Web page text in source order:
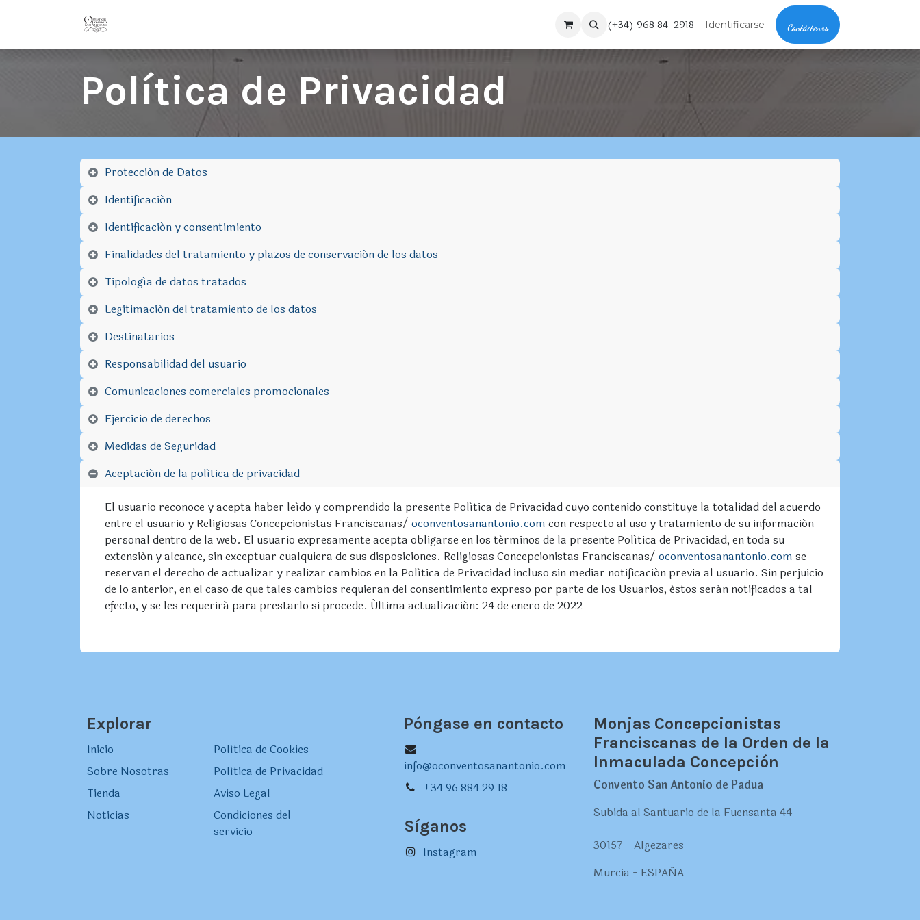
(+34) 968 84 2918 Identificarse Contáctenos
Política de Privacidad
Protección de Datos
Identificación
Identificación y consentimiento
Finalidades del tratamiento y plazos de conservación de los datos
Tipología de datos tratados
Legitimación del tratamiento de los datos
Destinatarios
Responsabilidad del usuario
Comunicaciones comerciales promocionales
Ejercicio de derechos
Medidas de Seguridad
Aceptación de la política de privacidad
El usuario reconoce y acepta haber leído y comprendido la presente Política de Privacidad cuyo contenido constituye la totalidad del acuerdo
entre el usuario y Religiosas Concepcionistas Franciscanas/ oconventosanantonio.com con respecto al uso y tratamiento de su información
personal dentro de la web. El usuario expresamente acepta obligarse en los términos de la presente Política de Privacidad, en toda su
extensión y alcance, sin exceptuar cualquiera de sus disposiciones. Religiosas Concepcionistas Franciscanas/ oconventosanantonio.com se
reservan el derecho de actualizar y realizar cambios en la Política de Privacidad incluso sin mediar notificación previa al usuario. Sin perjuicio
de lo anterior, en el caso de que tales cambios requieran del consentimiento expreso por parte de los Usuarios, éstos serán notificados a tal
efecto, y se les requerirá para prestarlo si procede. Última actualización: 24 de enero de 2022
Explorar
Inicio
Sobre Nosotras
Tienda
Noticias
Política de Cookies
Política de Privacidad
Aviso Legal
Condiciones del
servicio
Monjas Concepcionistas
Franciscanas de la Orden de la
Inmaculada Concepción
Convento San Antonio de Padua
Subida al Santuario de la Fuensanta 44
30157 - Algezares
Murcia - ESPAÑA
Póngase en contacto
info@oconventosanantonio.com
+34 96 884 29 18
Síganos
Instagram